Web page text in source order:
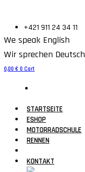
+421 911 24 34 11
We speak English
Wir sprechen Deutsch
0,00 € 0 Cart
STARTSEITE
ESHOP
MOTORRADSCHULE
RENNEN
KONTAKT